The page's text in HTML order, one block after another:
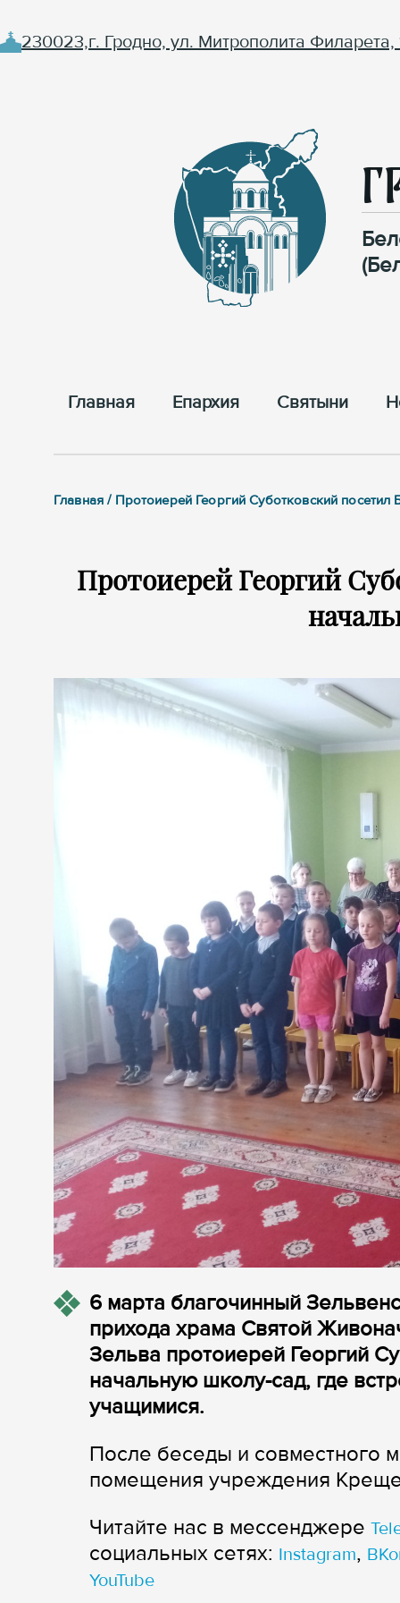
230023,г. Гродно, ул. Митрополита Филарета,
Главная Епархия Cвятыни
Главная / Протоиерей Георгий Суботковский
Протоиерей Георгий
6 марта благочинный
прихода храма Святой
Зельва протоиерей Георгий
начальную школу-сад, где
учащимися.
После беседы и совместного
помещения учреждения
Читайте нас в мессенджере
cоциальных сетях: Instagram,
YouTube